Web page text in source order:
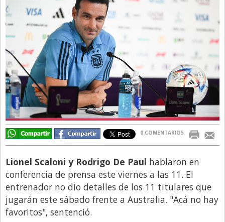
El Experto
El Innovador
El Precio Que Yo Ví
Entrevista
Entrevista Exclusiva
Finanzas
Gastronomia
Internacionales
Legales
Libro de Quejas
Medios
0 COMENTARIOS
Lionel Scaloni y Rodrigo De Paul hablaron en
conferencia de prensa este viernes a las 11. El
entrenador no dio detalles de los 11 titulares que
jugarán este sábado frente a Australia. "Acá no hay
favoritos", sentenció.